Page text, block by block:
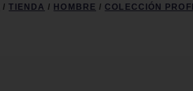
/TIENDA / HOMBRE / COLECCIÓN